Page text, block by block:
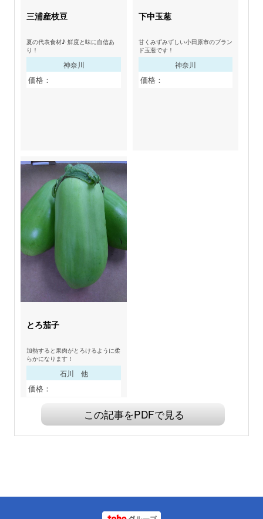
三浦産枝豆
夏の代表食材♪ 鮮度と味に自信あ
り！
神奈川
価格：
下中玉葱
甘くみずみずしい小田原市のブラン
ド玉葱です！
神奈川
価格：
とろ茄子
加熱すると果肉がとろけるように柔
らかになります！
石川 他
価格：
この記事をPDFで見る